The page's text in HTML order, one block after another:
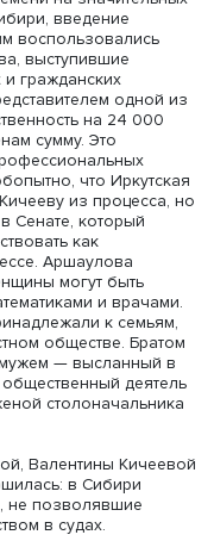
в судебных
ее
купеческом
стало известно
циркуляром
добилась отмены
воспретил
и аннулировал уже
в
В частности,
в некоторых
чем иногда
времени на
в Сибири, введение
Этим
выступившие
и гражданских
представителем
на 24